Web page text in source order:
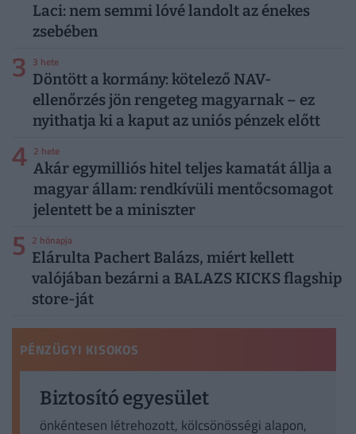
Laci: nem semmi lóvé landolt az énekes
zsebében
3 3 hete
Döntött a kormány: kötelező NAV-
ellenőrzés jön rengeteg magyarnak – ez
nyithatja ki a kaput az uniós pénzek előtt
4 2 hete
Akár egymilliós hitel teljes kamatát állja a
magyar állam: rendkívüli mentőcsomagot
jelentett be a miniszter
5 2 hónapja
Elárulta Pachert Balázs, miért kellett
valójában bezárni a BALAZS KICKS flagship
store-ját
PÉNZÜGYI KISOKOS
Biztosító egyesület
önkéntesen létrehozott, kölcsönösségi alapon,